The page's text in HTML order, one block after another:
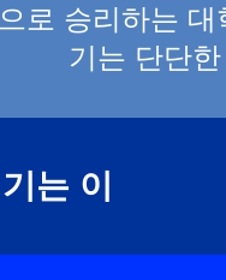
로 승리하는
기는 단단
는 이